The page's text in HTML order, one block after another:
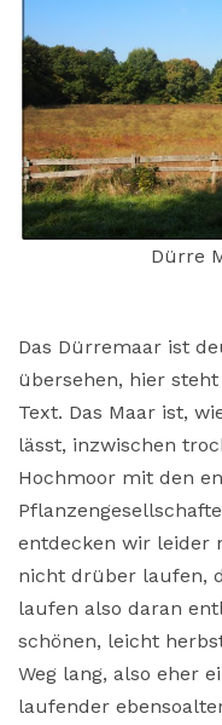
Dürre
Das Dürremaar ist
übersehen, hier
Text. Das Maar ist,
lässt, inzwischen
Hochmoor mit den
entdecken wir leider
nicht drüber laufen,
laufen also daran
schönen, leicht
Weg lang, also eher
laufender